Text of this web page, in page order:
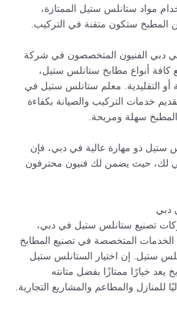
مواد ستانلس ستيل الممتازة،
ستكون متقنة في التركيب.
دبي الفنيون المتخصصون في شركة
كافة أنواع مطابخ ستانلس ستيل،
أو التقليدية. معلم ستانلس ستيل في
خدمات التركيب والصيانة بكفاءة
سهلة ومريحة.
ستيل ذو مهارة عالية في دبي، فإن
لك، حيث يضمن لك فنيون محترفون
دبي
تصنيع ستانلس ستيل في دبي،
المتخصصة في تصنيع المطابخ
ستيل. إن اختيار الستانلس ستيل
يعد خيارًا ممتازًا بفضل متانته
للمنازل والمطاعم والمشاريع التجارية.